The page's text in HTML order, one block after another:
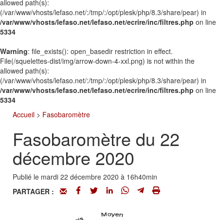
allowed path(s):
(/var/www/vhosts/lefaso.net/:/tmp/:/opt/plesk/php/8.3/share/pear) in
/var/www/vhosts/lefaso.net/lefaso.net/ecrire/inc/filtres.php on line
5334
Warning: file_exists(): open_basedir restriction in effect.
File(/squelettes-dist/img/arrow-down-4-xxl.png) is not within the
allowed path(s):
(/var/www/vhosts/lefaso.net/:/tmp/:/opt/plesk/php/8.3/share/pear) in
/var/www/vhosts/lefaso.net/lefaso.net/ecrire/inc/filtres.php on line
5334
Accueil > Fasobaromètre
Fasobaromètre du 22
décembre 2020
Publié le mardi 22 décembre 2020 à 16h40min
PARTAGER :